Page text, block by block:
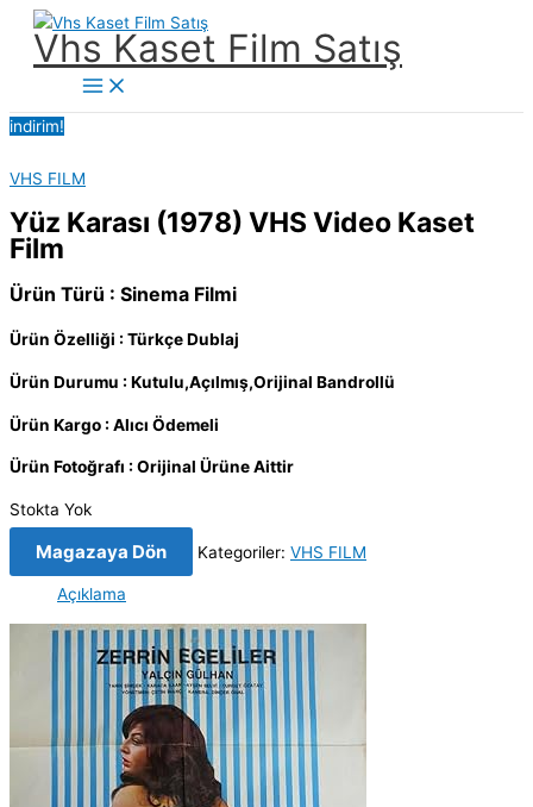
İçeriğe
Vhs Kaset Film Satış
Main
Menu
indirim!
VHS FILM
Yüz Karası (1978) VHS Video Kaset
Film
Ürün Türü : Sinema Filmi
Ürün Özelliği : Türkçe Dublaj
Ürün Durumu : Kutulu,Açılmış,Orijinal Bandrollü
Ürün Kargo : Alıcı Ödemeli
Ürün Fotoğrafı : Orijinal Ürüne Aittir
Stokta Yok
Magazaya Dön Kategoriler: VHS FILM
Açıklama